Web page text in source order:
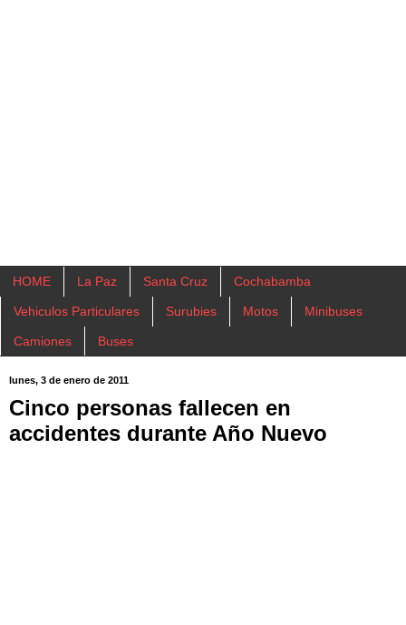
HOME La Paz Santa Cruz Cochabamba
Vehiculos Particulares Surubies Motos Minibuses
Camiones Buses
lunes, 3 de enero de 2011
Cinco personas fallecen en
accidentes durante Año Nuevo